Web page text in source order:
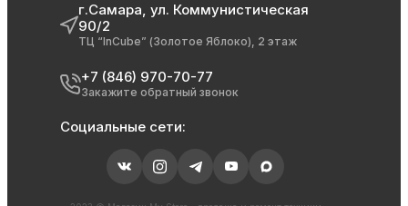
г.Самара, ул. Коммунистическая
90/2
ТЦ “InCube” (Золотое Яблоко), 2 этаж
+7 (846) 970-70-77
Закажите обратный звонок
Социальные сети: